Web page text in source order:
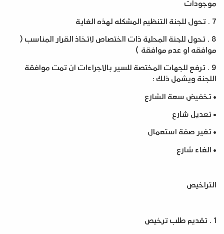
موجودات
7 . تحول للجنة التنظيم المشكله لهذه الغاية
8 .
تحول للجنة المحلية ذات ااختصاص لاتخاذ القرار المناسب (
موافقه او عدم موافقة )
9 .
ترفع للجهات المختصة للسير بالاجراءات ان تمت موافقة
اللجنة ويشمل ذلك :
• تخفيض سعة الشارع
• تعديل شارع
• تغير صفة استعمال
• الغاء شارع
التراخيص
1 . تقديم طلب ترخيص